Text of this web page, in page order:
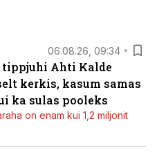
06.08.26, 09:34
tippjuhi Ahti Kalde
kerkis, kasum samas
ka sulas pooleks
on enam kui 1,2 miljonit